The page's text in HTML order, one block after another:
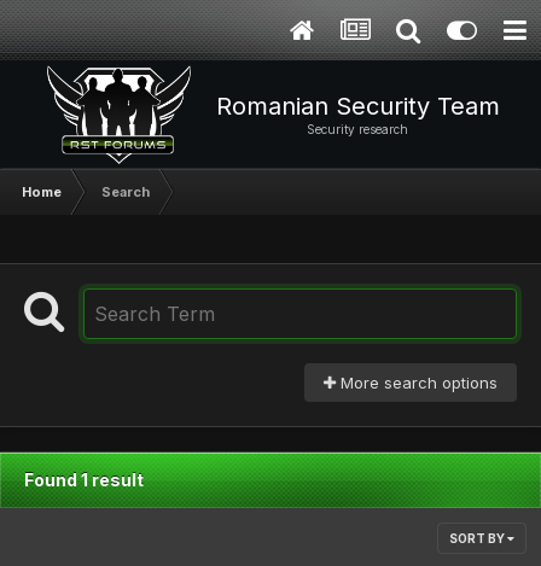
Romanian Security Team
Security research
Home Search
More search options
Found 1 result
SORT BY